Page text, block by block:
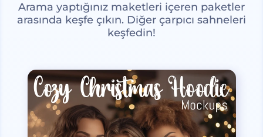
Arama yaptığınız maketleri içeren paketler
arasında keşfe çıkın. Diğer çarpıcı sahneleri
keşfedin!